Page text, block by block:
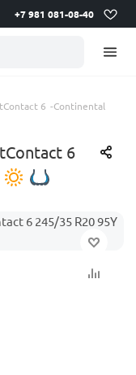
+7 981 081-08-40
6 -Continental
6